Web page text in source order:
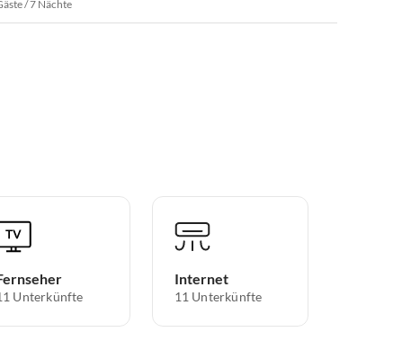
/ 7 Nächte
Unterkünfte
Internet
11 Unterkünfte